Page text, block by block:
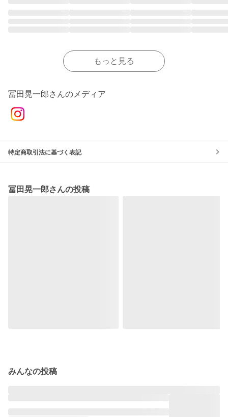
もっと見る
冨田晃一郎さんのメディア
特定商取引法に基づく表記
冨田晃一郎さんの投稿
みんなの投稿